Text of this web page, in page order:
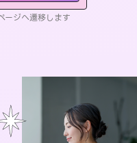
ジへ遷移します